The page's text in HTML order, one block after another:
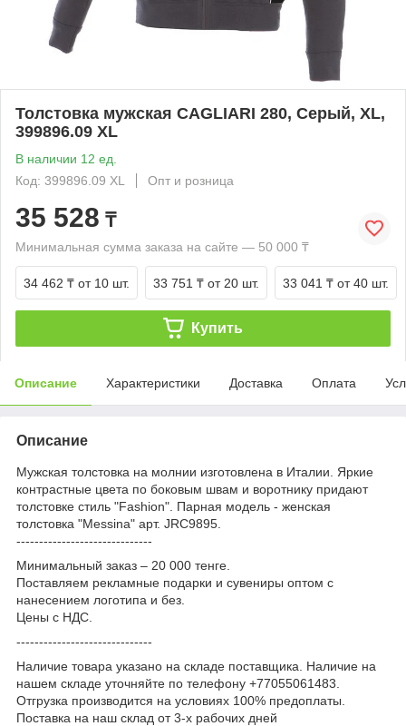
Толстовка мужская CAGLIARI 280, Серый, XL,
399896.09 XL
В наличии 12 ед.
Код: 399896.09 XL
Опт и розница
35 528 ₸
Минимальная сумма заказа на сайте — 50 000 ₸
34 462 ₸ от 10 шт. 33 751 ₸ от 20 шт. 33 041 ₸ от 40 шт.
Купить
Описание Характеристики Доставка Оплата
Описание
Мужская толстовка на молнии изготовлена в Италии. Яркие
контрастные цвета по боковым швам и воротнику придают
толстовке стиль "Fashion". Парная модель - женская
толстовка "Messina" арт. JRC9895.
------------------------------
Минимальный заказ – 20 000 тенге.
Поставляем рекламные подарки и сувениры оптом с
нанесением логотипа и без.
Цены с НДС.
------------------------------
Наличие товара указано на складе поставщика. Наличие на
нашем складе уточняйте по телефону +77055061483.
Отгрузка производится на условиях 100% предоплаты.
Поставка на наш склад от 3-x рабочих дней